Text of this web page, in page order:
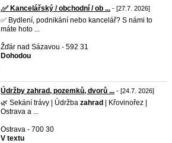
.✅ Kancelářský / obchodní / ob ... - [27.7. 2026]
✅ Bydlení, podnikání nebo kancelář? S námi to
máte hoto ...
Žďár nad Sázavou - 592 31
Dohodou
Údržby zahrad, pozemků, dvorů ... - [24.7. 2026]
🌿 Sekání trávy | Údržba zahrad
| Křovinořez |
Ostrava a ...
Ostrava - 700 30
V textu